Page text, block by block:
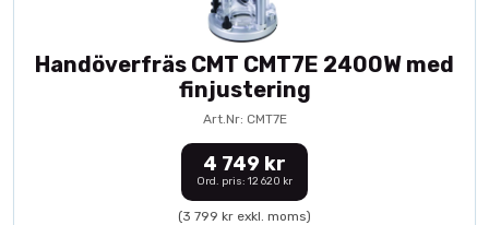
Handöverfräs CMT CMT7E 2400W med
finjustering
Art.Nr: CMT7E
4 749 kr
Ord. pris: 12 620 kr
(3 799 kr exkl. moms)